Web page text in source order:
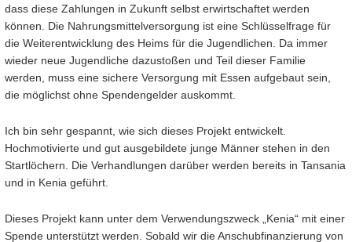
dass diese Zahlungen in Zukunft selbst erwirtschaftet werden
können. Die Nahrungsmittelversorgung ist eine Schlüsselfrage für
die Weiterentwicklung des Heims für die Jugendlichen. Da immer
wieder neue Jugendliche dazustoßen und Teil dieser Familie
werden, muss eine sichere Versorgung mit Essen aufgebaut sein,
die möglichst ohne Spendengelder auskommt.
Ich bin sehr gespannt, wie sich dieses Projekt entwickelt.
Hochmotivierte und gut ausgebildete junge Männer stehen in den
Startlöchern. Die Verhandlungen darüber werden bereits in Tansania
und in Kenia geführt.
Dieses Projekt kann unter dem Verwendungszweck „Kenia“ mit einer
Spende unterstützt werden. Sobald wir die Anschubfinanzierung von